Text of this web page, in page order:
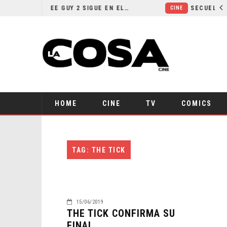
¿POR QUÉ FREE GUY 2 SIGUE EN EL LIMBO?
HOME CINE TV COMICS
TAG: THE TICK
15/06/2019
THE TICK CONFIRMA SU